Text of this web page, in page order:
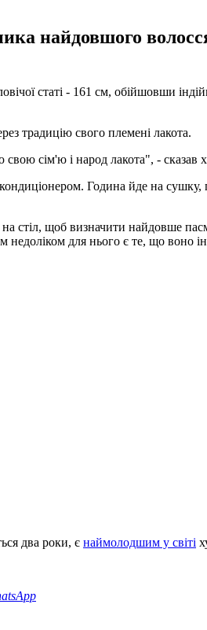
найдовшого
статі - 161 см, обійшовши
традицію свого племені лакота.
сім'ю і народ лакота", - сказав
Година йде на
стіл, щоб визначити найдовше
для нього є те, що воно
два роки, є наймолодшим у світі